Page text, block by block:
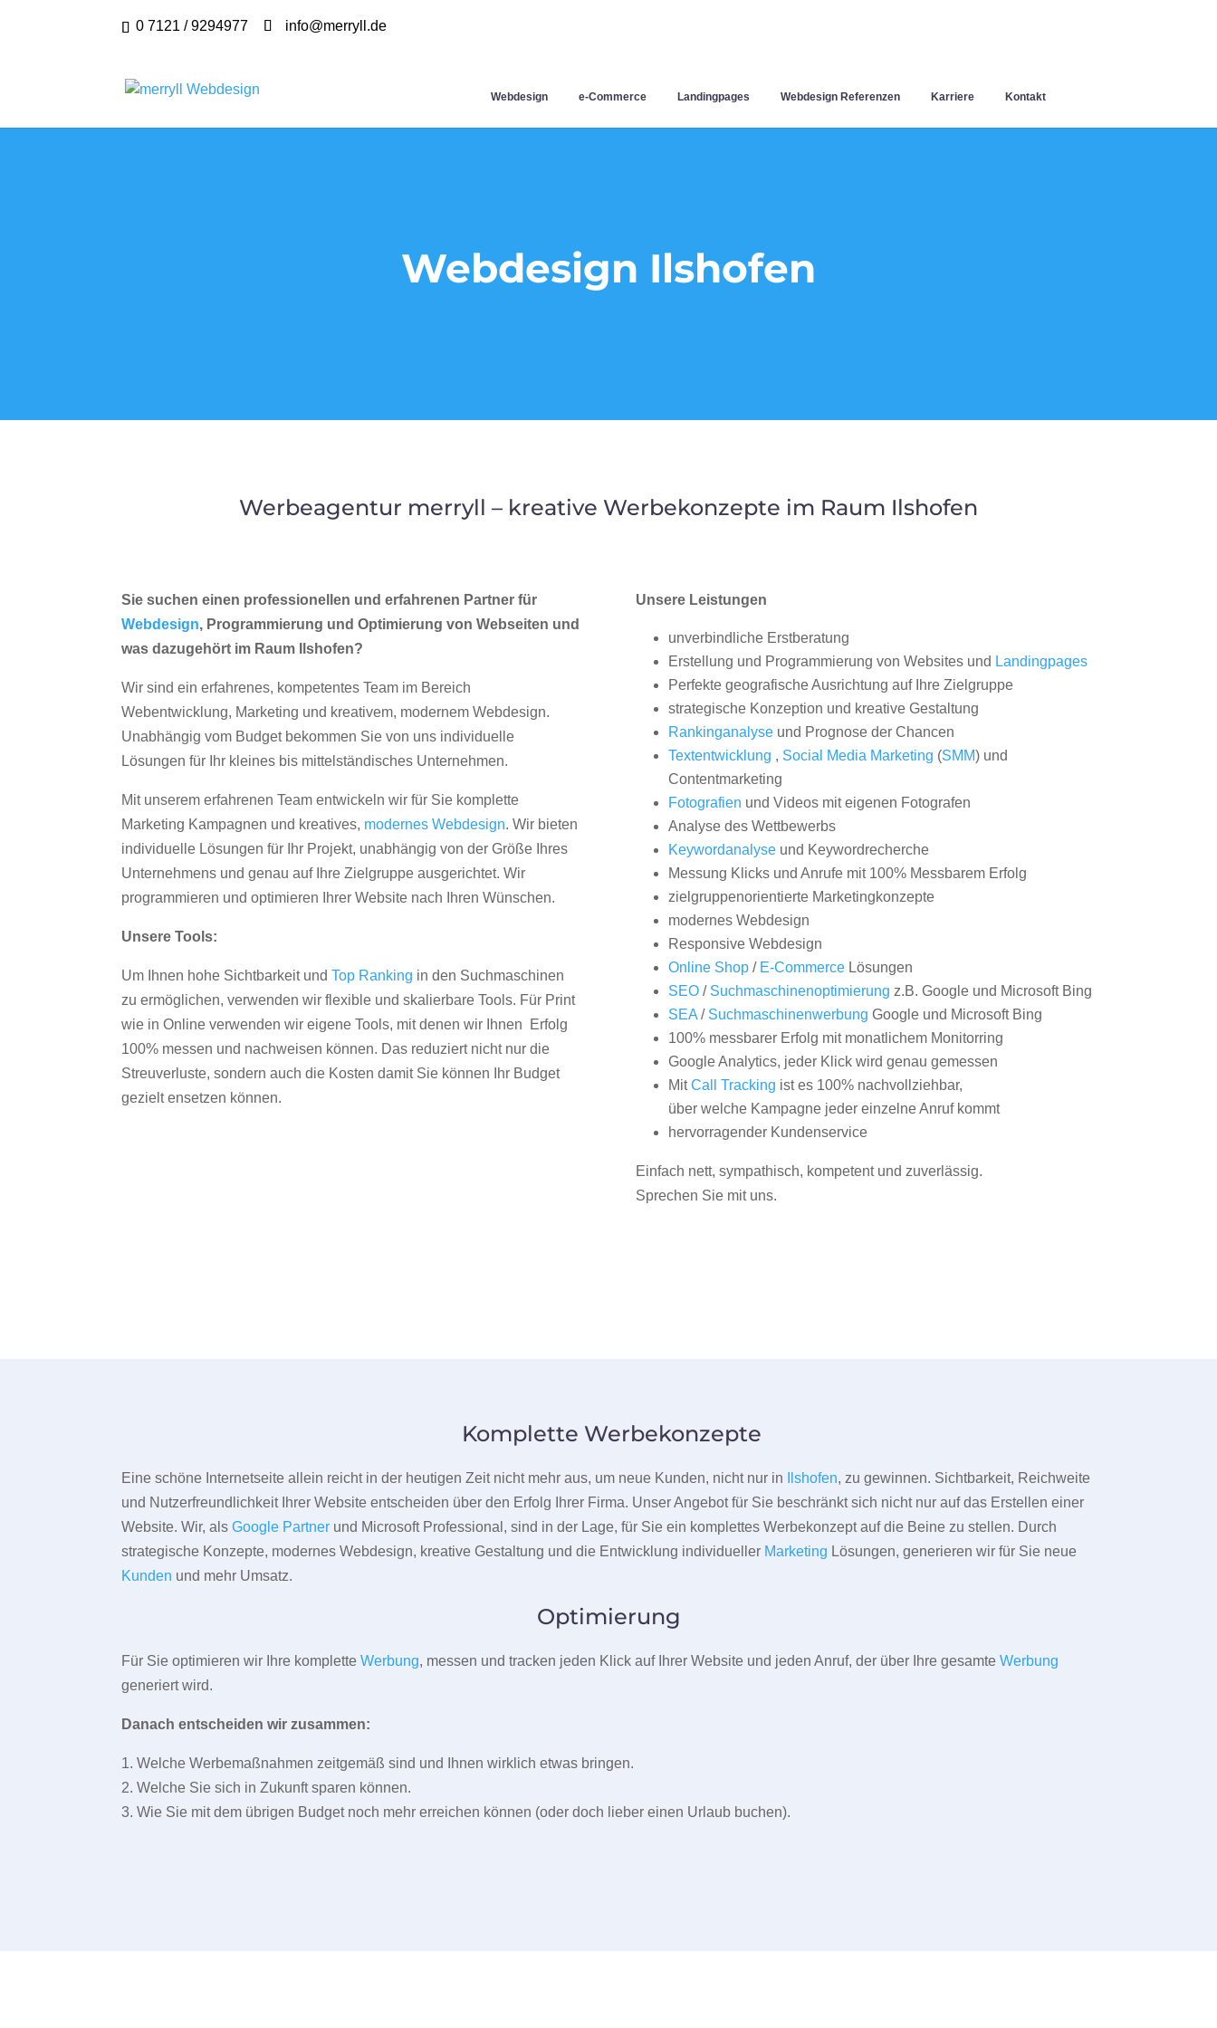
0 7121 / 9294977 info@merryll.de
Webdesign e-Commerce Landingpages Webdesign Referenzen Karriere Kontakt
Webdesign Ilshofen
Werbeagentur merryll – kreative Werbekonzepte im Raum Ilshofen
Sie suchen einen professionellen und erfahrenen Partner für
Webdesign, Programmierung und Optimierung von Webseiten und
was dazugehört im Raum Ilshofen?
Wir sind ein erfahrenes, kompetentes Team im Bereich
Webentwicklung, Marketing und kreativem, modernem Webdesign.
Unabhängig vom Budget bekommen Sie von uns individuelle
Lösungen für Ihr kleines bis mittelständisches Unternehmen.
Mit unserem erfahrenen Team entwickeln wir für Sie komplette
Marketing Kampagnen und kreatives, modernes Webdesign. Wir bieten
individuelle Lösungen für Ihr Projekt, unabhängig von der Größe Ihres
Unternehmens und genau auf Ihre Zielgruppe ausgerichtet. Wir
programmieren und optimieren Ihrer Website nach Ihren Wünschen.
Unsere Tools:
Um Ihnen hohe Sichtbarkeit undTop Ranking in den Suchmaschinen
zu ermöglichen, verwenden wir flexible und skalierbare Tools. Für Print
wie in Online verwenden wir eigene Tools, mit denen wir Ihnen Erfolg
100% messen und nachweisen können. Das reduziert nicht nur die
Streuverluste, sondern auch die Kosten damit Sie können Ihr Budget
gezielt ensetzen können.
Unsere Leistungen
unverbindliche Erstberatung
Erstellung und Programmierung von Websites und Landingpages
Perfekte geografische Ausrichtung auf Ihre Zielgruppe
strategische Konzeption und kreative Gestaltung
Rankinganalyseund Prognose der Chancen
Textentwicklung , Social Media Marketing (SMM) und
Contentmarketing
Fotografien und Videos mit eigenen Fotografen
Analyse des Wettbewerbs
Keywordanalyseund Keywordrecherche
Messung Klicks und Anrufe mit 100% Messbarem Erfolg
zielgruppenorientierte Marketingkonzepte
modernes Webdesign
Responsive Webdesign
Online Shop/ E-CommerceLösungen
SEO/ Suchmaschinenoptimierung z.B. Google und Microsoft Bing
SEA/ Suchmaschinenwerbung Google und Microsoft Bing
100% messbarer Erfolg mit monatlichem Monitorring
Google Analytics, jeder Klick wird genau gemessen
MitCall Tracking ist es 100% nachvollziehbar,
über welche Kampagne jeder einzelne Anruf kommt
hervorragender Kundenservice
Einfach nett, sympathisch, kompetent und zuverlässig.
Sprechen Sie mit uns.
Komplette Werbekonzepte
Eine schöne Internetseite allein reicht in der heutigen Zeit nicht mehr aus, um neue Kunden, nicht nur in Ilshofen, zu gewinnen. Sichtbarkeit, Reichweite
und Nutzerfreundlichkeit Ihrer Website entscheiden über den Erfolg Ihrer Firma. Unser Angebot für Sie beschränkt sich nicht nur auf das Erstellen einer
Website. Wir, alsGoogle Partner und Microsoft Professional, sind in der Lage, für Sie ein komplettes Werbekonzept auf die Beine zu stellen. Durch
strategische Konzepte, modernes Webdesign, kreative Gestaltung und die Entwicklung individueller Marketing Lösungen, generieren wir für Sie neue
Kunden und mehr Umsatz.
Optimierung
Für Sie optimieren wir Ihre kompletteWerbung, messen und tracken jeden Klick auf Ihrer Website und jeden Anruf, der über Ihre gesamteWerbung
generiert wird.
Danach entscheiden wir zusammen:
1. Welche Werbemaßnahmen zeitgemäß sind und Ihnen wirklich etwas bringen.
2. Welche Sie sich in Zukunft sparen können.
3. Wie Sie mit dem übrigen Budget noch mehr erreichen können (oder doch lieber einen Urlaub buchen).